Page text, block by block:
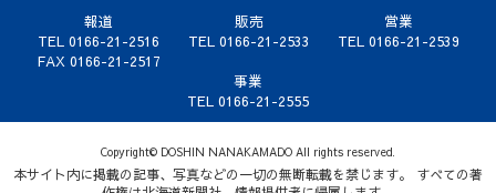
報道
TEL 0166-21-2516
FAX 0166-21-2517
販売
TEL 0166-21-2533
営業
TEL 0166-21-2539
事業
TEL 0166-21-2555
Copyright© DOSHIN NANAKAMADO All rights reserved.
本サイト内に掲載の記事、写真などの一切の無断転載を禁じます。 すべての著